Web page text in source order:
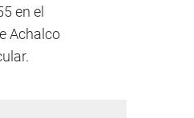
en el
Achalco